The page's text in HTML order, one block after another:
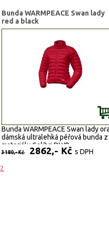
Bunda WARMPEACE Swan lady
red a black
Bunda WARMPEACE Swan lady
dámská ultralehká péřová bunda z
materiálu Colibri DWR.
3180,- Kč 2862,- Kč s DPH
2